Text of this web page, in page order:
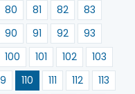
80 81 82
83
90 91 92
93
100 101 102
103
110 111 112
113